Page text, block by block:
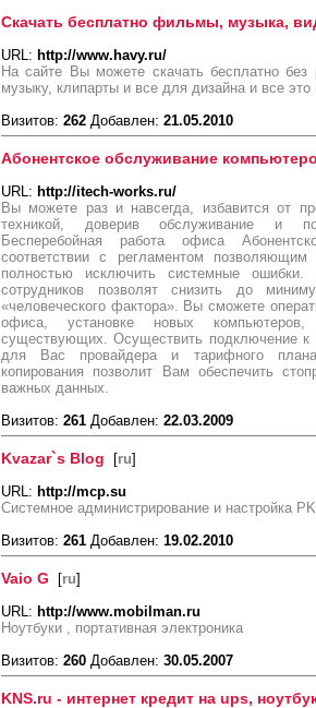
Скачать бесплатно фильмы, музыка,
URL: http://www.havy.ru/
На сайте Вы можете скачать бесплатно
музыку, клипарты и все для дизайна и все это
Визитов: 262 Добавлен: 21.05.2010
Абонентское обслуживание
URL: http://itech-works.ru/
Вы можете раз и навсегда, избавится от
техникой, доверив обслуживание и
Бесперебойная работа офиса
соответствии с регламентом
полностью исключить системные
сотрудников позволят снизить до
«человеческого фактора». Вы сможете
офиса, установке новых компьютеров,
существующих. Осуществить подключение к
для Вас провайдера и тарифного
копирования позволит Вам обеспечить
важных данных.
Визитов: 261 Добавлен: 22.03.2009
Kvazar`s Blog [ru]
URL: http://mcp.su
Системное администрирование и настройка
Визитов: 261 Добавлен: 19.02.2010
Vaio G [ru]
URL: http://www.mobilman.ru
Ноутбуки , портативная электроника
Визитов: 260 Добавлен: 30.05.2007
KNS.ru - интернет кредит на ups,